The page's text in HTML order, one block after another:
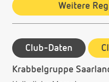
Weitere
Club-Daten
Krabbelgruppe